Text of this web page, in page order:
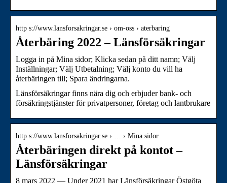
http s://www.lansforsakringar.se › om-oss › aterbaring
Återbäring 2022 – Länsförsäkringar
Logga in på Mina sidor; Klicka sedan på ditt namn; Välj
Inställningar; Välj Utbetalning; Välj konto du vill ha
återbäringen till; Spara ändringarna.
Länsförsäkringar finns nära dig och erbjuder bank- och
försäkringstjänster för privatpersoner, företag och lantbrukare
http s://www.lansforsakringar.se › … › Mina sidor
Återbäringen direkt på kontot –
Länsförsäkringar
8 mars 2022 — Under 2021 har Länsförsäkringar Östgöta